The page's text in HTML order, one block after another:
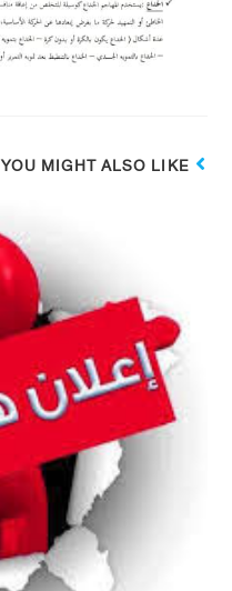
YOU MIGHT ALSO LIKE